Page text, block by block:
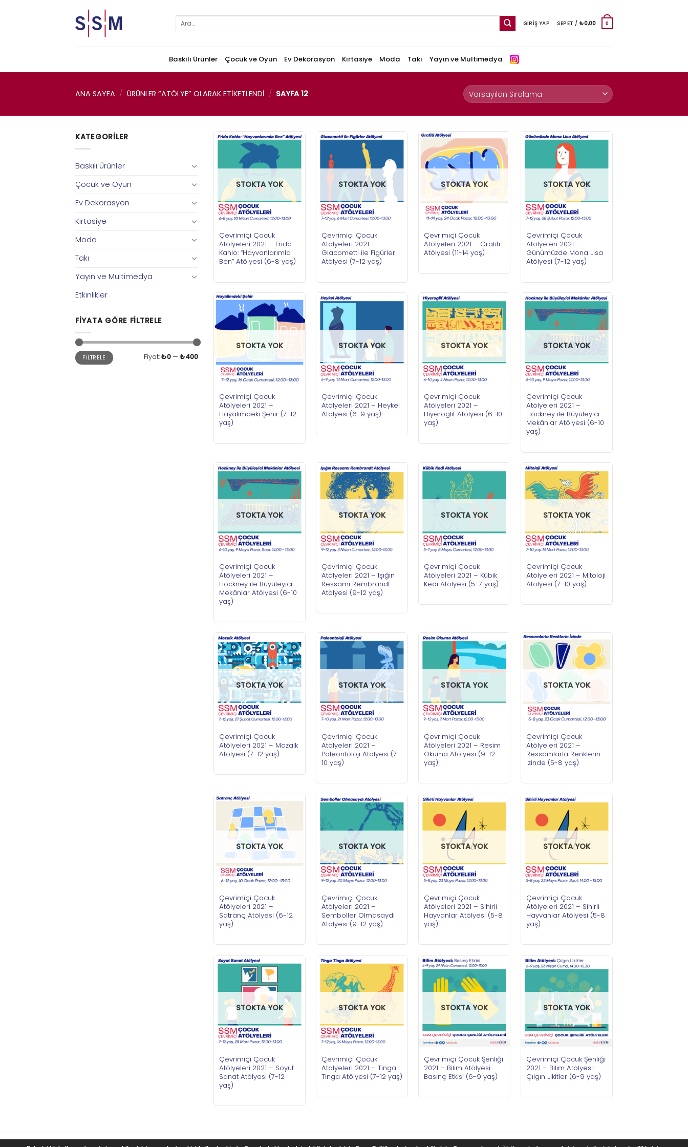
Ara:
GIRIŞ YAP SEPET / ₺0,00 0
Baskılı Ürünler Çocuk ve Oyun Ev Dekorasyon Kırtasiye Moda Takı Yayın ve Multimedya
ANA SAYFA / ÜRÜNLER “ATÖLYE” OLARAK ETIKETLENDI / SAYFA 12
KATEGORILER
Baskılı Ürünler
Çocuk ve Oyun
Ev Dekorasyon
Kırtasiye
Moda
Takı
Yayın ve Multimedya
Etkinlikler
FIYATA GÖRE FILTRELE
En
düşük
fiyat
En
yüksek
fiyat
FILTRELE Fiyat:₺0— ₺400
STOKTA YOK
Çevrimiçi Çocuk
Atölyeleri 2021 – Frida
Kahlo: “Hayvanlarımla
Ben” Atölyesi (6-8 yaş)
STOKTA YOK
Çevrimiçi Çocuk
Atölyeleri 2021 –
Giacometti ile Figürler
Atölyesi (7-12 yaş)
STOKTA YOK
Çevrimiçi Çocuk
Atölyeleri 2021 – Grafiti
Atölyesi (11-14 yaş)
STOKTA YOK
Çevrimiçi Çocuk
Atölyeleri 2021 –
Günümüzde Mona Lisa
Atölyesi (7-12 yaş)
STOKTA YOK
Çevrimiçi Çocuk
Atölyeleri 2021 –
Hayalimdeki Şehir (7-12
yaş)
STOKTA YOK
Çevrimiçi Çocuk
Atölyeleri 2021 – Heykel
Atölyesi (6-9 yaş)
STOKTA YOK
Çevrimiçi Çocuk
Atölyeleri 2021 –
Hiyeroglif Atölyesi (6-10
yaş)
STOKTA YOK
Çevrimiçi Çocuk
Atölyeleri 2021 –
Hockney ile Büyüleyici
Mekânlar Atölyesi (6-10
yaş)
STOKTA YOK
Çevrimiçi Çocuk
Atölyeleri 2021 –
Hockney ile Büyüleyici
Mekânlar Atölyesi (6-10
yaş)
STOKTA YOK
Çevrimiçi Çocuk
Atölyeleri 2021 – Işığın
Ressamı Rembrandt
Atölyesi (9-12 yaş)
STOKTA YOK
Çevrimiçi Çocuk
Atölyeleri 2021 – Kübik
Kedi Atölyesi (5-7 yaş)
STOKTA YOK
Çevrimiçi Çocuk
Atölyeleri 2021 – Mitoloji
Atölyesi (7-10 yaş)
STOKTA YOK
Çevrimiçi Çocuk
Atölyeleri 2021 – Mozaik
Atölyesi (7-12 yaş)
STOKTA YOK
Çevrimiçi Çocuk
Atölyeleri 2021 –
Paleontoloji Atölyesi (7-
10 yaş)
STOKTA YOK
Çevrimiçi Çocuk
Atölyeleri 2021 – Resim
Okuma Atölyesi (9-12
yaş)
STOKTA YOK
Çevrimiçi Çocuk
Atölyeleri 2021 –
Ressamlarla Renklerin
İzinde (5-8 yaş)
STOKTA YOK
Çevrimiçi Çocuk
Atölyeleri 2021 –
Satranç Atölyesi (6-12
yaş)
STOKTA YOK
Çevrimiçi Çocuk
Atölyeleri 2021 –
Semboller Olmasaydı
Atölyesi (9-12 yaş)
STOKTA YOK
Çevrimiçi Çocuk
Atölyeleri 2021 – Sihirli
Hayvanlar Atölyesi (5-8
yaş)
STOKTA YOK
Çevrimiçi Çocuk
Atölyeleri 2021 – Sihirli
Hayvanlar Atölyesi (5-8
yaş)
STOKTA YOK
Çevrimiçi Çocuk
Atölyeleri 2021 – Soyut
Sanat Atölyesi (7-12
yaş)
STOKTA YOK
Çevrimiçi Çocuk
Atölyeleri 2021 – Tinga
Tinga Atölyesi (7-12 yaş)
STOKTA YOK
Çevrimiçi Çocuk Şenliği
2021 – Bilim Atölyesi:
Basınç Etkisi (6-9 yaş)
STOKTA YOK
Çevrimiçi Çocuk Şenliği
2021 – Bilim Atölyesi:
Çılgın Likitler (6-9 yaş)